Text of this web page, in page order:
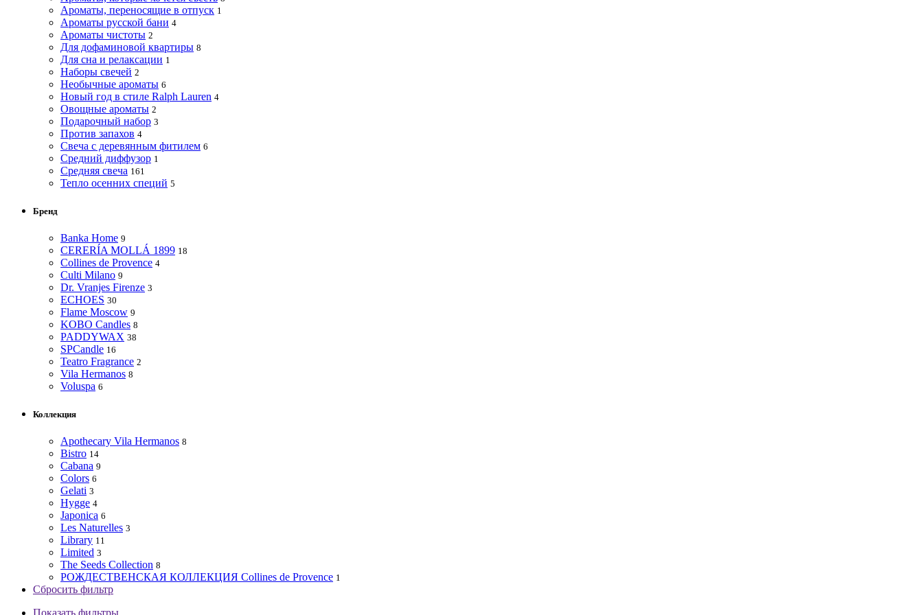
Ароматы, переносящие в отпуск 1
Ароматы русской бани 4
Ароматы чистоты 2
Для дофаминовой квартиры 8
Для сна и релаксации 1
Наборы свечей 2
Необычные ароматы 6
Новый год в стиле Ralph Lauren 4
Овощные ароматы 2
Подарочный набор 3
Против запахов 4
Свеча с деревянным фитилем 6
Средний диффузор 1
Средняя свеча 161
Тепло осенних специй 5
Бренд
Banka Home 9
CERERÍA MOLLÁ 1899 18
Collines de Provence 4
Culti Milano 9
Dr. Vranjes Firenze 3
ECHOES 30
Flame Moscow 9
KOBO Candles 8
PADDYWAX 38
SPCandle 16
Teatro Fragrance 2
Vila Hermanos 8
Voluspa 6
Коллекция
Apothecary Vila Hermanos 8
Bistro 14
Cabana 9
Colors 6
Gelati 3
Hygge 4
Japonica 6
Les Naturelles 3
Library 11
Limited 3
The Seeds Collection 8
РОЖДЕСТВЕНСКАЯ КОЛЛЕКЦИЯ Collines de Provence 1
Сбросить фильтр